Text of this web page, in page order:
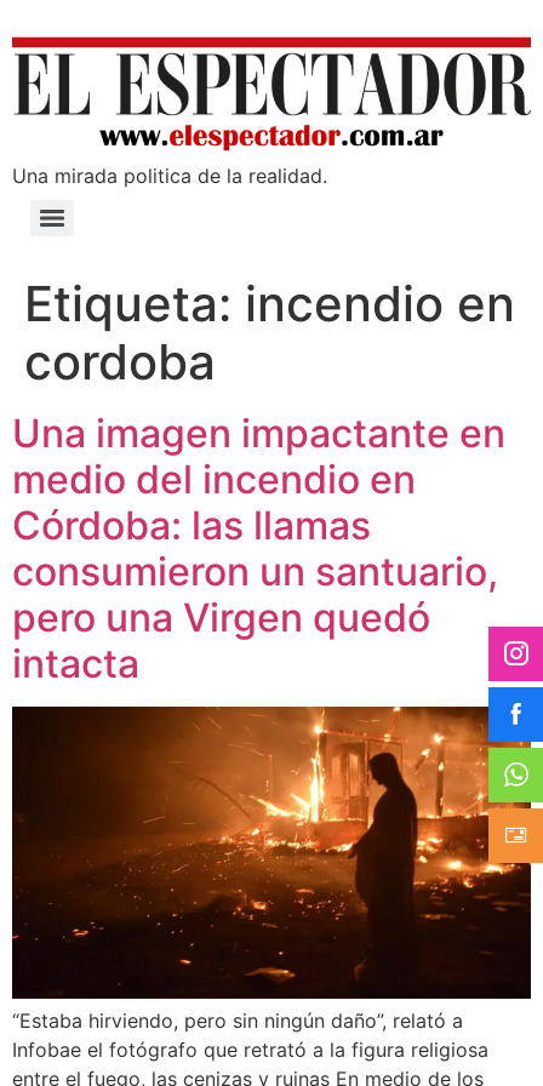
Una mirada poli­tica de la realidad.
Etiqueta: incendio en
cordoba
Una imagen impactante en
medio del incendio en
Córdoba: las llamas
consumieron un santuario,
pero una Virgen quedó
intacta
“Estaba hirviendo, pero sin ningún daño”, relató a
Infobae el fotógrafo que retrató a la figura religiosa
entre el fuego, las cenizas y ruinas En medio de los